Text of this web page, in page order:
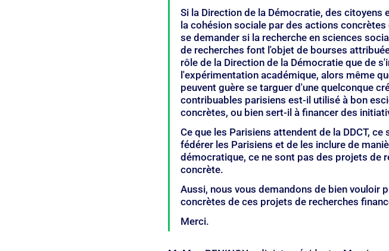
Si la Direction de la Démocratie, des
la cohésion sociale par des actions
se demander si la recherche en sciences
de recherches font l'objet de bourses
rôle de la Direction de la Démocratie que de
l'expérimentation académique, alors même
peuvent guère se targuer d'une quelconque
contribuables parisiens est-il utilisé à bon
concrètes, ou bien sert-il à financer des
Ce que les Parisiens attendent de la DDCT,
fédérer les Parisiens et de les inclure de
démocratique, ce ne sont pas des projets de
concrète.
Aussi, nous vous demandons de bien vouloir
concrètes de ces projets de recherches
Merci.